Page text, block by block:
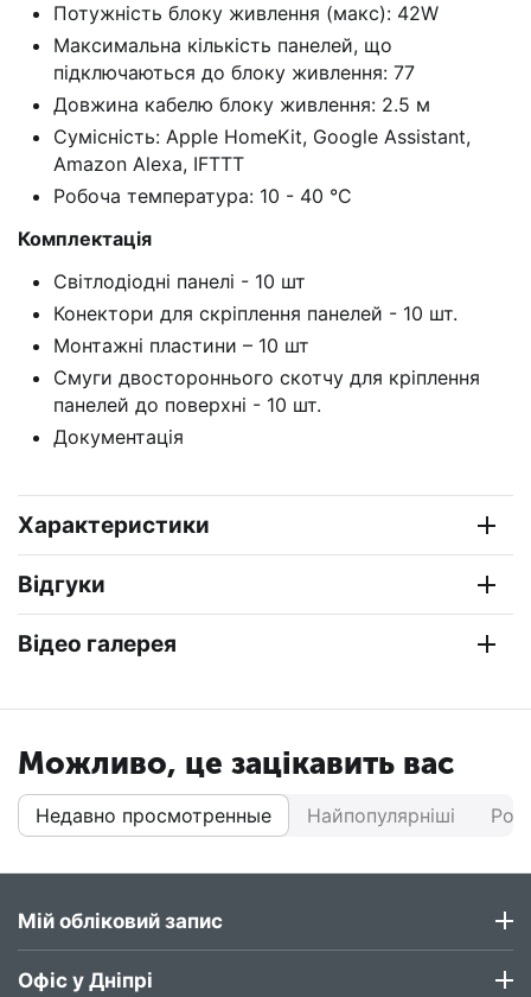
Потужність блоку живлення (макс): 42W
Максимальна кількість панелей, що
підключаються до блоку живлення: 77
Довжина кабелю блоку живлення: 2.5 м
Сумісність: Apple HomeKit, Google Assistant,
Amazon Alexa, IFTTT
Робоча температура: 10 - 40 °С
Комплектація
Світлодіодні панелі - 10 шт
Конектори для скріплення панелей - 10 шт.
Монтажні пластини – 10 шт
Смуги двостороннього скотчу для кріплення
панелей до поверхні - 10 шт.
Документація
Характеристики
Відгуки
Відео галерея
Можливо, це зацікавить вас
Недавно просмотренные Найпопулярніші
Мій обліковий запис
Офіс у Дніпрі